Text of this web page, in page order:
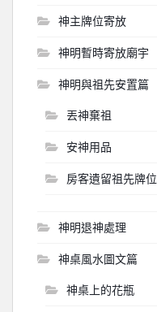
神主牌位寄放
神明暫時寄放廟宇
神明與祖先安置篇
丟神棄祖
安神用品
房客遺留祖先牌位
神明退神處理
神桌風水圖文篇
神桌上的花瓶